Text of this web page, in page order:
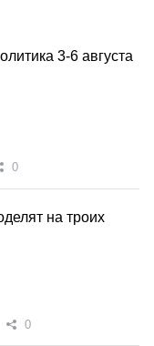
3-6 августа
0
на троих
0